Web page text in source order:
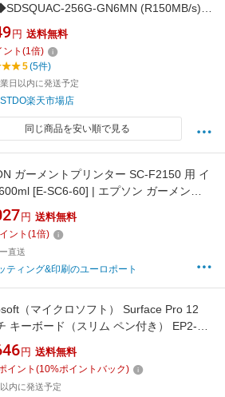
256G-GN6MN (R150MB/s)
み●
円 送料無料
ント (1倍)
5(5件)
日以内に発送予定
楽天市場店
同じ商品を安い順で見る
ガーメントプリンター SC-F2150 用 イ
[E-SC6-60] | エプソン ガーメント
ンク サプライ品 印刷 プリント シアン
タ イエロー ブラック ホワイト
円 送料無料
ント (1倍)
直送
ティング&印刷のユーロポート
（マイクロソフト） Surface Pro 12
キーボード（スリム ペン付き） EP2-
ストーングレー
円 送料無料
イント (10%ポイントバック)
内に発送予定